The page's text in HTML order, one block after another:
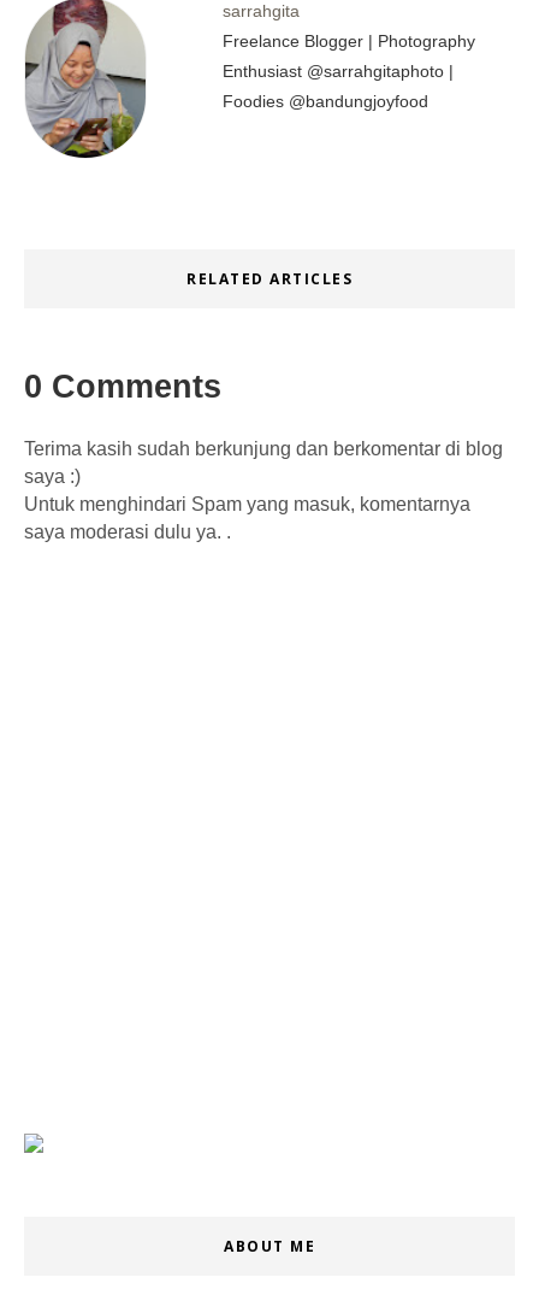
sarrahgita
Freelance Blogger | Photography
Enthusiast @sarrahgitaphoto |
Foodies @bandungjoyfood
RELATED ARTICLES
0 Comments
Terima kasih sudah berkunjung dan berkomentar di blog
saya :)
Untuk menghindari Spam yang masuk, komentarnya
saya moderasi dulu ya. .
ABOUT ME